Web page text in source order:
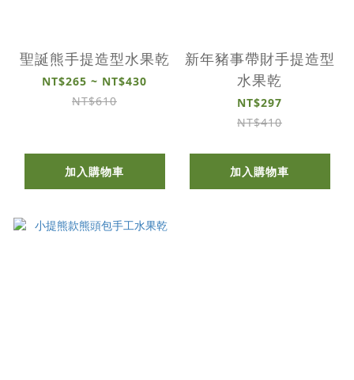
聖誕熊手提造型水果乾
NT$265 ~ NT$430
NT$610
加入購物車
新年豬事帶財手提造型
水果乾
NT$297
NT$410
加入購物車